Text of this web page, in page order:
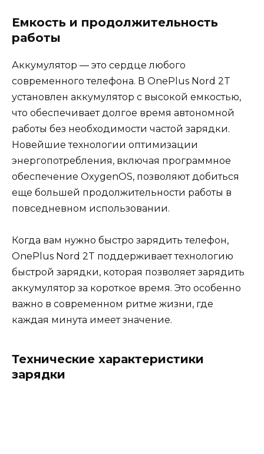
Емкость и продолжительность
работы
Аккумулятор — это сердце любого
современного телефона. В OnePlus Nord 2T
установлен аккумулятор с высокой емкостью,
что обеспечивает долгое время автономной
работы без необходимости частой зарядки.
Новейшие технологии оптимизации
энергопотребления, включая программное
обеспечение OxygenOS, позволяют добиться
еще большей продолжительности работы в
повседневном использовании.
Когда вам нужно быстро зарядить телефон,
OnePlus Nord 2T поддерживает технологию
быстрой зарядки, которая позволяет зарядить
аккумулятор за короткое время. Это особенно
важно в современном ритме жизни, где
каждая минута имеет значение.
Технические характеристики
зарядки